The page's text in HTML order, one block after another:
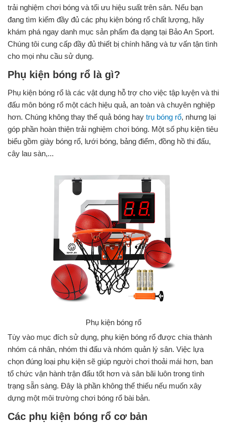
trải nghiệm chơi bóng và tối ưu hiệu suất trên sân. Nếu bạn
đang tìm kiếm đầy đủ các phụ kiện bóng rổ chất lượng, hãy
khám phá ngay danh mục sản phẩm đa dạng tại Bảo An Sport.
Chúng tôi cung cấp đầy đủ thiết bị chính hãng và tư vấn tận tình
cho mọi nhu cầu sử dụng.
Phụ kiện bóng rổ là gì?
Phụ kiện bóng rổ là các vật dụng hỗ trợ cho việc tập luyện và thi
đấu môn bóng rổ một cách hiệu quả, an toàn và chuyên nghiệp
hơn. Chúng không thay thế quả bóng hay trụ bóng rổ, nhưng lại
góp phần hoàn thiện trải nghiệm chơi bóng. Một số phụ kiện tiêu
biểu gồm giày bóng rổ, lưới bóng, bảng điểm, đồng hồ thi đấu,
cây lau sàn,...
Phụ kiện bóng rổ
Tùy vào mục đích sử dụng, phụ kiện bóng rổ được chia thành
nhóm cá nhân, nhóm thi đấu và nhóm quản lý sân. Việc lựa
chọn đúng loại phụ kiện sẽ giúp người chơi thoải mái hơn, ban
tổ chức vận hành trận đấu tốt hơn và sân bãi luôn trong tình
trạng sẵn sàng. Đây là phần không thể thiếu nếu muốn xây
dựng một môi trường chơi bóng rổ bài bản.
Các phụ kiện bóng rổ cơ bản